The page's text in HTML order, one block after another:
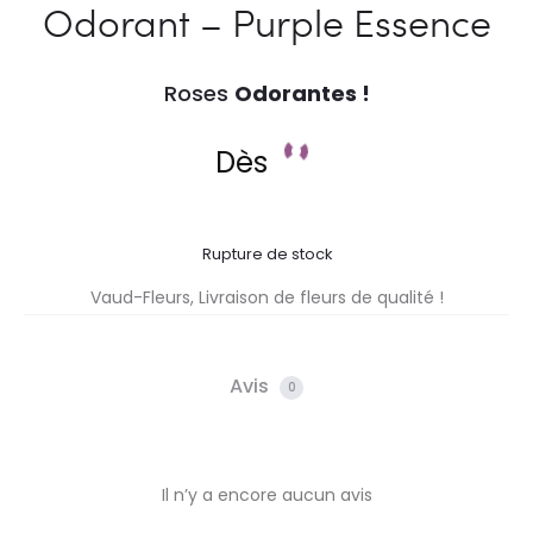
Odorant – Purple Essence
Roses Odorantes !
Dès
Rupture de stock
Vaud-Fleurs, Livraison de fleurs de qualité !
Avis 0
Il n’y a encore aucun avis